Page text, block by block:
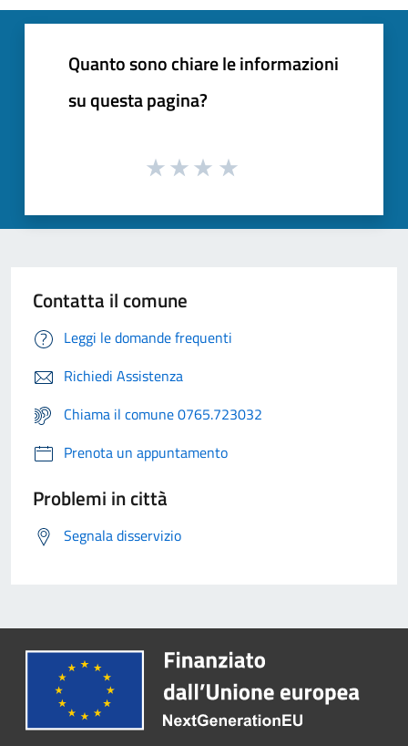
Quanto sono chiare le informazioni
su questa pagina?
Contatta il comune
Leggi le domande frequenti
Richiedi Assistenza
Chiama il comune 0765.723032
Prenota un appuntamento
Problemi in città
Segnala disservizio